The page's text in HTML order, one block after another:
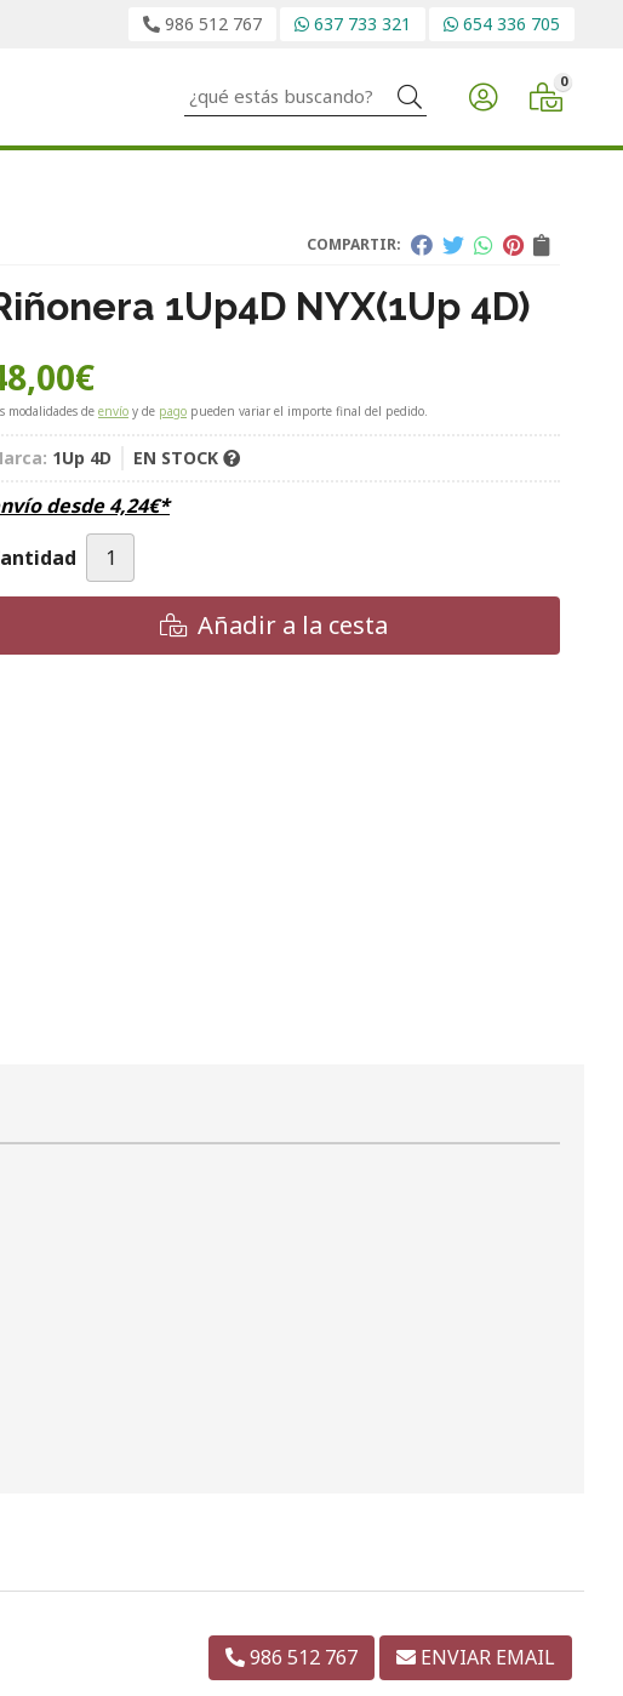
986 512 767 637 733 321 654 336 705
Buscar 0
COMPARTIR:
1Up4D NYX(1Up 4D)
€
modalidades de envío y de pago pueden variar el importe final del pedido.
1Up 4D EN STOCK
desde4,24€*
Añadir a la cesta
986 512 767 ENVIAR EMAIL